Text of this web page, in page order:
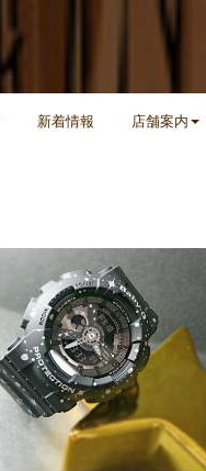
新着情報 店舗案内